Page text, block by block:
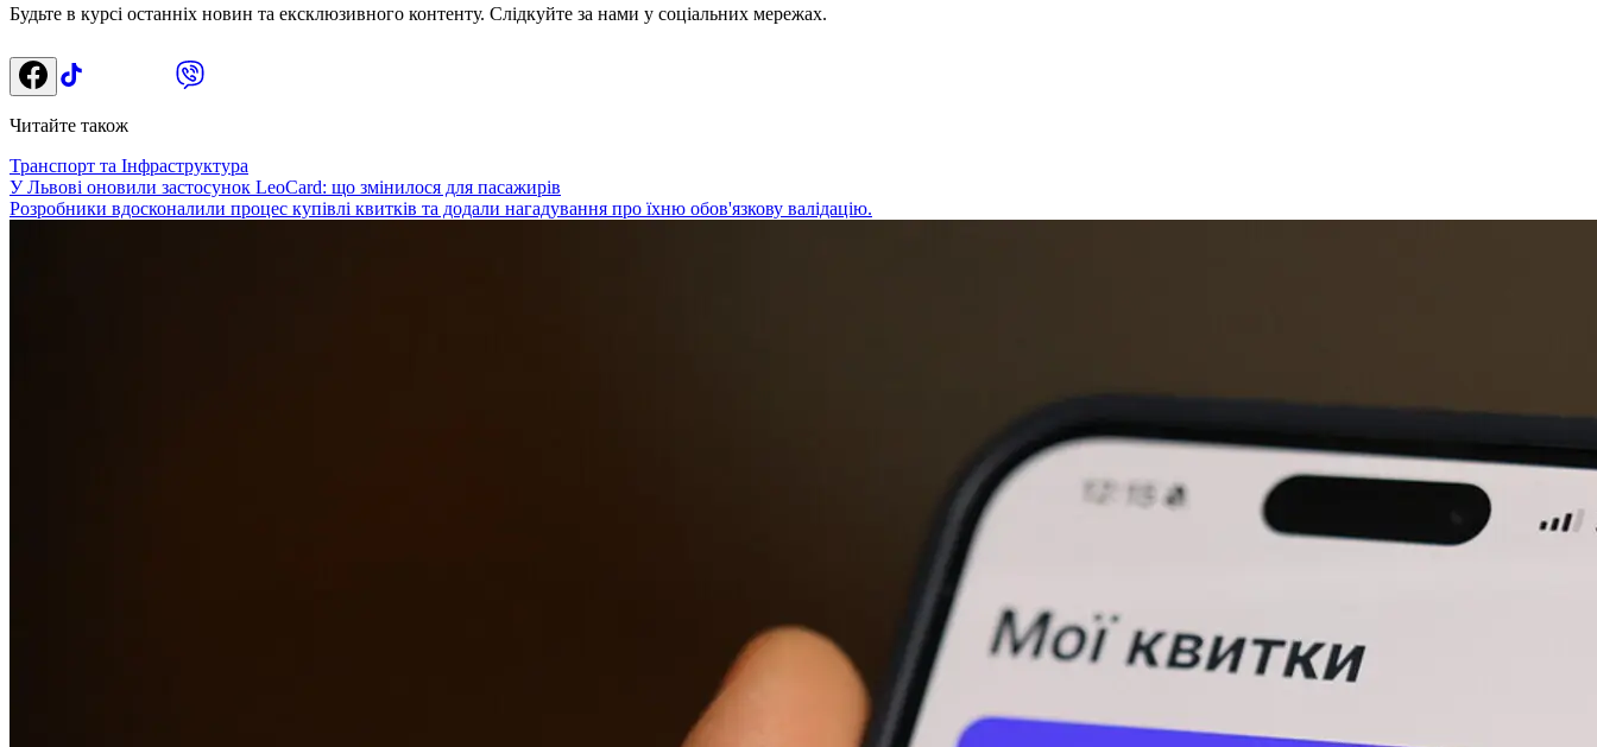
Будьте в курсі останніх новин та ексклюзивного контенту. Слідкуйте за нами у соціальних мережах.
Читайте також
Транспорт та Інфраструктура
У Львові оновили застосунок LeoCard: що змінилося для пасажирів
Розробники вдосконалили процес купівлі квитків та додали нагадування про їхню обов'язкову валідацію.